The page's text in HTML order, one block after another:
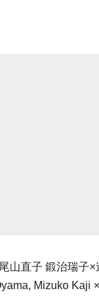
山直子 鍛治瑞子
Mizuko Kaji